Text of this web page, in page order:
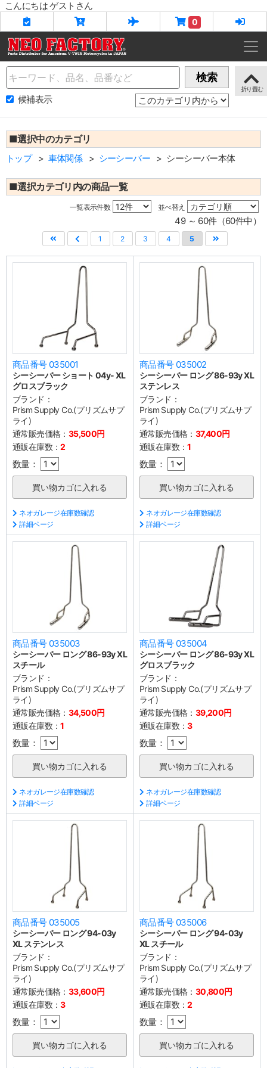
こんにちは ゲストさん
0
Name 検索
候補表示
■選択中のカテゴリ
トップ 車体関係 シーシーバー シーシーバー本体
■選択カテゴリ内の商品一覧
一覧表示件数 並べ替え
49 ～ 60件（60件中）
1 2 3 4 5
商品番号 035001
シーシーバー ショート 04y- XL
グロスブラック
ブランド：
Prism Supply Co.(プリズムサプ
ライ)
通常販売価格： 35,500円
通販在庫数：2
数量：
ネオガレージ在庫数確認
詳細ページ
商品番号 035002
シーシーバー ロング 86-93y XL
ステンレス
ブランド：
Prism Supply Co.(プリズムサプ
ライ)
通常販売価格： 37,400円
通販在庫数：1
数量：
ネオガレージ在庫数確認
詳細ページ
商品番号 035003
シーシーバー ロング 86-93y XL
スチール
ブランド：
Prism Supply Co.(プリズムサプ
ライ)
通常販売価格： 34,500円
通販在庫数：1
数量：
ネオガレージ在庫数確認
詳細ページ
商品番号 035004
シーシーバー ロング 86-93y XL
グロスブラック
ブランド：
Prism Supply Co.(プリズムサプ
ライ)
通常販売価格： 39,200円
通販在庫数：3
数量：
ネオガレージ在庫数確認
詳細ページ
商品番号 035005
シーシーバー ロング 94-03y
XL ステンレス
ブランド：
Prism Supply Co.(プリズムサプ
ライ)
通常販売価格： 33,600円
通販在庫数：3
数量：
商品番号 035006
シーシーバー ロング 94-03y
XL スチール
ブランド：
Prism Supply Co.(プリズムサプ
ライ)
通常販売価格： 30,800円
通販在庫数：2
数量：